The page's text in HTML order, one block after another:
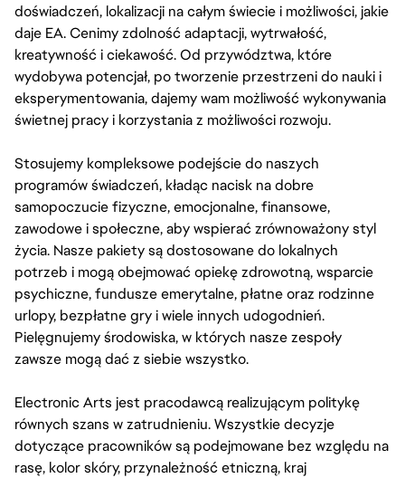
doświadczeń, lokalizacji na całym świecie i możliwości, jakie
daje EA. Cenimy zdolność adaptacji, wytrwałość,
kreatywność i ciekawość. Od przywództwa, które
wydobywa potencjał, po tworzenie przestrzeni do nauki i
eksperymentowania, dajemy wam możliwość wykonywania
świetnej pracy i korzystania z możliwości rozwoju.
Stosujemy kompleksowe podejście do naszych
programów świadczeń, kładąc nacisk na dobre
samopoczucie fizyczne, emocjonalne, finansowe,
zawodowe i społeczne, aby wspierać zrównoważony styl
życia. Nasze pakiety są dostosowane do lokalnych
potrzeb i mogą obejmować opiekę zdrowotną, wsparcie
psychiczne, fundusze emerytalne, płatne oraz rodzinne
urlopy, bezpłatne gry i wiele innych udogodnień.
Pielęgnujemy środowiska, w których nasze zespoły
zawsze mogą dać z siebie wszystko.
Electronic Arts jest pracodawcą realizującym politykę
równych szans w zatrudnieniu. Wszystkie decyzje
dotyczące pracowników są podejmowane bez względu na
rasę, kolor skóry, przynależność etniczną, kraj